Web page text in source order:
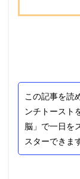
この記事を読
ンチトースト
脳」で一日を
スターできま